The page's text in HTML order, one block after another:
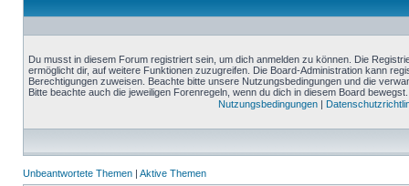
Du musst in diesem Forum registriert sein, um dich anmelden zu können. Die
ermöglicht dir, auf weitere Funktionen zuzugreifen. Die Board-Administration kann
Berechtigungen zuweisen. Beachte bitte unsere Nutzungsbedingungen und die
Bitte beachte auch die jeweiligen Forenregeln, wenn du dich in diesem Board bewegst.
Nutzungsbedingungen |
Unbeantwortete Themen | Aktive Themen